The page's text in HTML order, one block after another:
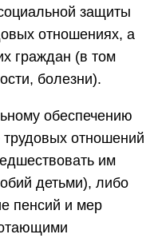
защиты
отношениях, а
граждан (в том
болезни).
обеспечению
трудовых отношений
им
детьми), либо
пенсий и мер